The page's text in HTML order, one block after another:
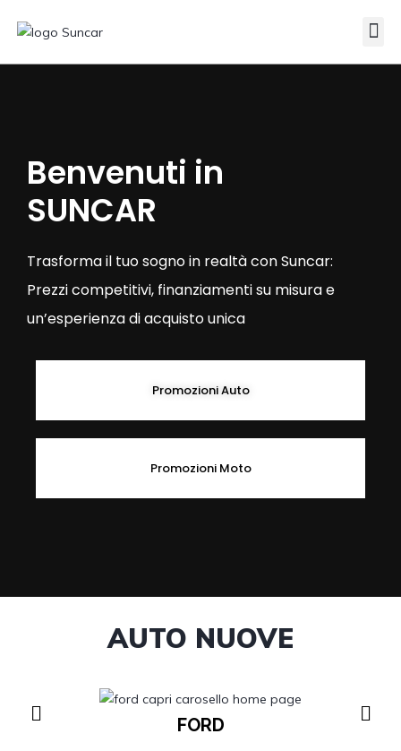
Benvenuti in
SUNCAR
Trasforma il tuo sogno in realtà con Suncar:
Prezzi competitivi, finanziamenti su misura e
un’esperienza di acquisto unica
Promozioni Auto
Promozioni Moto
AUTO NUOVE
FORD